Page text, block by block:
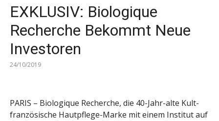
EXKLUSIV: Biologique
Recherche Bekommt Neue
Investoren
24/10/2019
PARIS – Biologique Recherche, die 40-Jahr-alte Kult-
französische Hautpflege-Marke mit einem Institut auf